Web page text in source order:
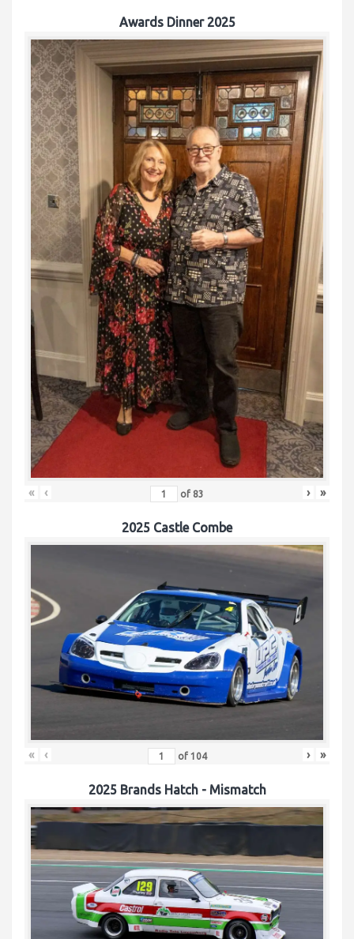
Awards Dinner 2025
« ‹ of 83 › »
2025 Castle Combe
« ‹ of 104 › »
2025 Brands Hatch - Mismatch